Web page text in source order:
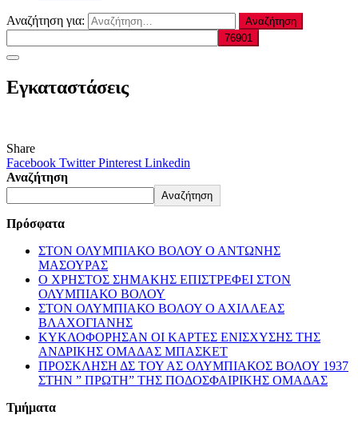
Αναζήτηση για:
Εγκαταστάσεις
Share
Facebook TwitterPinterest Linkedin
Αναζήτηση
Αναζήτηση
Πρόσφατα
ΣΤΟΝ ΟΛΥΜΠΙΑΚΟ ΒΟΛΟΥ Ο ΑΝΤΩΝΗΣ
ΜΑΣΟΥΡΑΣ
Ο ΧΡΗΣΤΟΣ ΣΗΜΑΚΗΣ ΕΠΙΣΤΡΕΦΕΙ ΣΤΟΝ
ΟΛΥΜΠΙΑΚΟ ΒΟΛΟΥ
ΣΤΟΝ ΟΛΥΜΠΙΑΚΟ ΒΟΛΟΥ Ο ΑΧΙΛΛΕΑΣ
ΒΛΑΧΟΓΙΑΝΗΣ
ΚΥΚΛΟΦΟΡΗΣΑΝ ΟΙ ΚΑΡΤΕΣ ΕΝΙΣΧΥΣΗΣ ΤΗΣ
ΑΝΔΡΙΚΗΣ ΟΜΑΔΑΣ ΜΠΑΣΚΕΤ
ΠΡΟΣΚΛΗΣΗ ΔΣ ΤΟΥ ΑΣ ΟΛΥΜΠΙΑΚΟΣ ΒΟΛΟΥ 1937
ΣΤΗΝ ” ΠΡΩΤΗ” ΤΗΣ ΠΟΔΟΣΦΑΙΡΙΚΗΣ ΟΜΑΔΑΣ
Τμήματα